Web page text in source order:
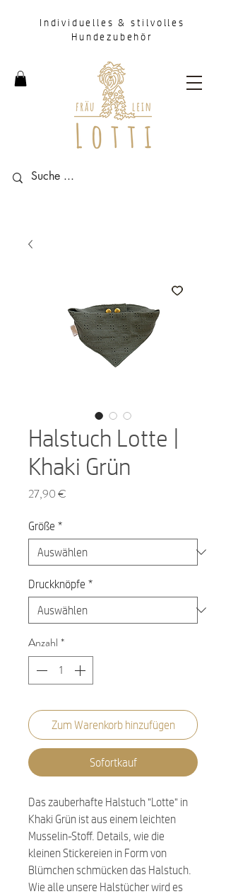
Individuelles & stilvolles
Hundezubehör
Halstuch Lotte |
Khaki Grün
27,90 €
Größe *
Druckknöpfe *
Anzahl *
Zum Warenkorb hinzufügen
Sofortkauf
Das zauberhafte Halstuch "Lotte" in
Khaki Grün ist aus einem leichten
Musselin-Stoff. Details, wie die
kleinen Stickereien in Form von
Blümchen schmücken das Halstuch.
Wie alle unsere Halstücher wird es